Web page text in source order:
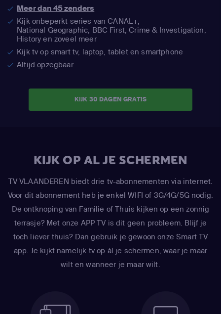
Meer dan 45 zenders
Kijk onbeperkt series van CANAL+,
National Geographic, BBC First, Crime & Investigation,
History en zoveel meer
Kijk tv op smart tv, laptop, tablet en smartphone
Altijd opzegbaar
KIJK 30 DAGEN GRATIS
KIJK OP AL JE SCHERMEN
TV VLAANDEREN biedt drie tv-abonnementen via internet.
Voor dit abonnement heb je enkel WIFI of 3G/4G/5G nodig.
De ontknoping van Familie of Thuis kijken op een zonnig
terrasje? Met onze APP TV is dit geen probleem. Blijf je
toch liever thuis? Dan gebruik je gewoon onze Smart TV
app. Je kijkt namelijk tv op ál je schermen, waar je maar
wilt en wanneer je maar wilt.